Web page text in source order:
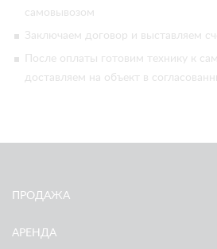
самовывозом
Заключаем договор и выставляем
После оплаты готовим технику к
доставляем на объект в
ПРОДАЖА
АРЕНДА